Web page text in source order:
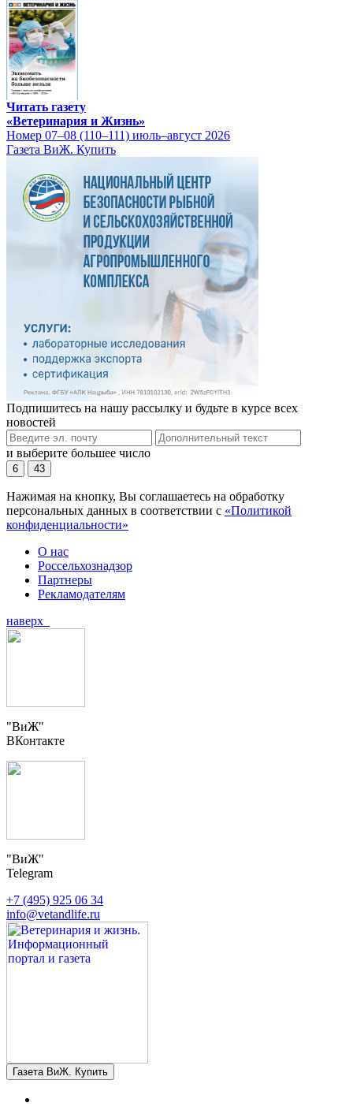
Читать газету
«Ветеринария и Жизнь»
Номер 07–08 (110–111) июль–август 2026
Газета ВиЖ. Купить
Подпишитесь на нашу рассылку и будьте в курсе всех
новостей
и выберите большее число
6 43
Нажимая на кнопку, Вы соглашаетесь на обработку
персональных данных в соответствии с «Политикой
конфиденциальности»
О нас
Россельхознадзор
Партнеры
Рекламодателям
наверх
"ВиЖ"
ВКонтакте
"ВиЖ"
Telegram
+7 (495) 925 06 34
info@vetandlife.ru
Газета ВиЖ. Купить